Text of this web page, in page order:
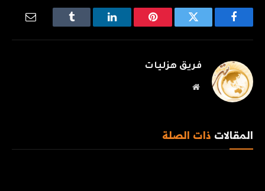
فيسبوك تويتر بينتيريستلينكدإن Tumblr
فريق هزليات
موقع
المقالات ذات الصلة